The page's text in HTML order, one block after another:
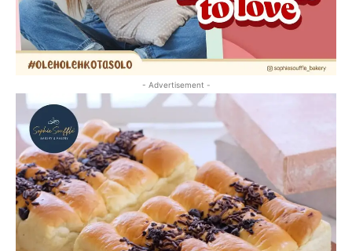
- Advertisement -